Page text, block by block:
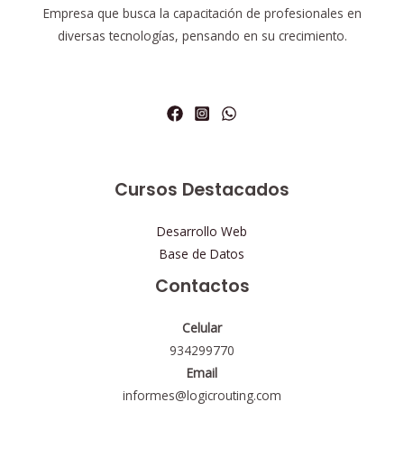
Empresa que busca la capacitación de profesionales en
diversas tecnologías, pensando en su crecimiento.
Cursos Destacados
Desarrollo Web
Base de Datos
Contactos
Celular
934299770
Email
informes@logicrouting.com